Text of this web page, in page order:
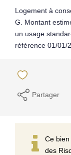
Logement à
G. Montant
un usage
référence 01/01/
Partager
Ce
des